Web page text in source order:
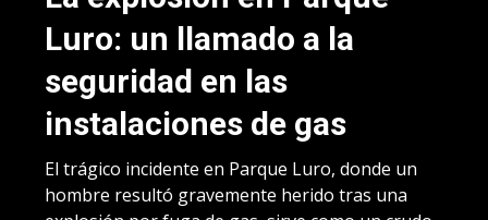
Luro: un llamado a la
seguridad en las
instalaciones de gas
El trágico incidente en Parque Luro, donde un
hombre resultó gravemente herido tras una